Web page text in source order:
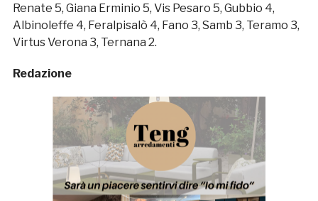
Renate 5, Giana Erminio 5, Vis Pesaro 5, Gubbio 4,
Albinoleffe 4, Feralpisalò 4, Fano 3, Samb 3, Teramo 3,
Virtus Verona 3, Ternana 2.
Redazione